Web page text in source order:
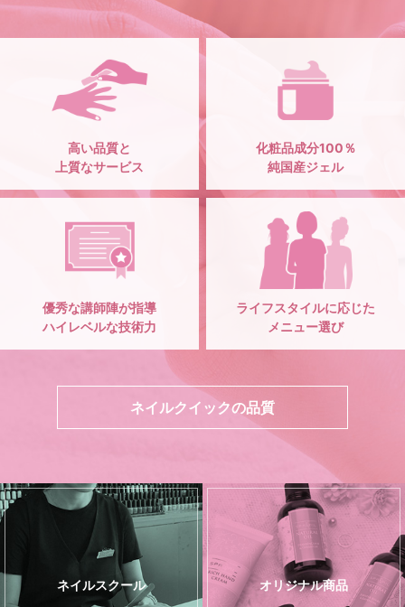
高い品質と
上質なサービス
化粧品成分100％
純国産ジェル
優秀な講師陣が指導
ハイレベルな技術力
ライフスタイルに応じた
メニュー選び
ネイルクイックの品質
ネイルスクール オリジナル商品